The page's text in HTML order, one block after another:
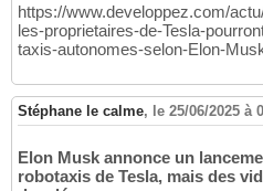
https://www.developpez.com/
les-proprietaires-de-Tesla-
taxis-autonomes-selon-Elon-
Stéphane le calme, le 25/06/2025 à
Elon Musk annonce un
robotaxis de Tesla, mais des